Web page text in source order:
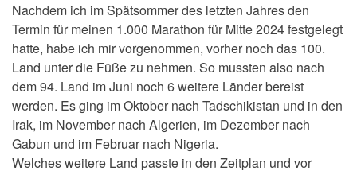
Nachdem ich im Spätsommer des letzten Jahres den
Termin für meinen 1.000 Marathon für Mitte 2024 festgelegt
hatte, habe ich mir vorgenommen, vorher noch das 100.
Land unter die Füße zu nehmen. So mussten also nach
dem 94. Land im Juni noch 6 weitere Länder bereist
werden. Es ging im Oktober nach Tadschikistan und in den
Irak, im November nach Algerien, im Dezember nach
Gabun und im Februar nach Nigeria.
Welches weitere Land passte in den Zeitplan und vor